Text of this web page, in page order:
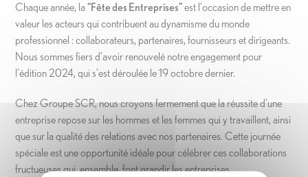
Chaque année, la“Fête des Entreprises”est l’occasion de mettre en
valeur les acteurs qui contribuent au dynamisme du monde
professionnel : collaborateurs, partenaires, fournisseurs et dirigeants.
Nous sommes fiers d’avoir renouvelé notre engagement pour
l’édition 2024, qui s’est déroulée le 19 octobre dernier.
Chez Groupe SCR, nous croyons fermement que la réussite d’une
entreprise repose sur les hommes et les femmes qui y travaillent, ainsi
que sur la qualité des relations avec nos partenaires. Cette journée
spéciale est une opportunité idéale pour célébrer ces collaborations
fructueuses qui, ensemble, font grandir les entreprises.